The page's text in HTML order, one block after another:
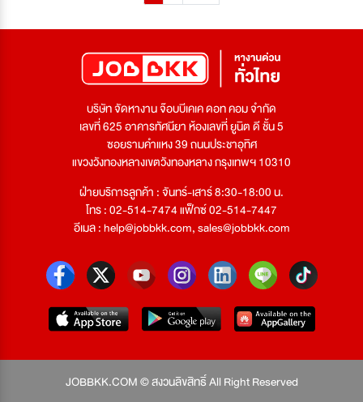
บริษัท จัดหางาน จ๊อบบีเคเค ดอท คอม จำกัด
เลขที่ 625 อาคารทัศนียา ห้องเลขที่ ยูนิต ดี ชั้น 5
ซอยรามคำแหง 39 ถนนประชาอุทิศ
แขวงวังทองหลางเขตวังทองหลาง กรุงเทพฯ 10310
ฝ่ายบริการลูกค้า : จันทร์-เสาร์ 8:30-18:00 น.
โทร : 02-514-7474 แฟ็กซ์ 02-514-7447
อีเมล :help@jobbkk.com,sales@jobbkk.com
JOBBKK.COM © สงวนลิขสิทธิ์ All Right Reserved